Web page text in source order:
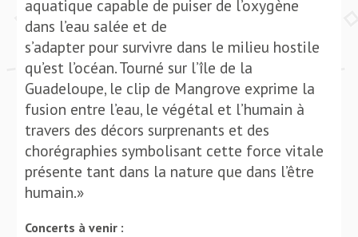
aquatique capable de puiser de l’oxygène
dans l’eau salée et de
s’adapter pour survivre dans le milieu hostile
qu’est l’océan. Tourné sur l’île de la
Guadeloupe, le clip de Mangrove exprime la
fusion entre l’eau, le végétal et l’humain à
travers des décors surprenants et des
chorégraphies symbolisant cette force vitale
présente tant dans la nature que dans l’être
humain.»
Concerts à venir :